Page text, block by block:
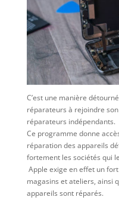
C’est une manière
réparateurs à rejoindre
réparateurs indépendants.
Ce programme donne
réparation des appareils
fortement les sociétés qui
Apple exige en effet un
magasins et ateliers, ainsi
appareils sont réparés.